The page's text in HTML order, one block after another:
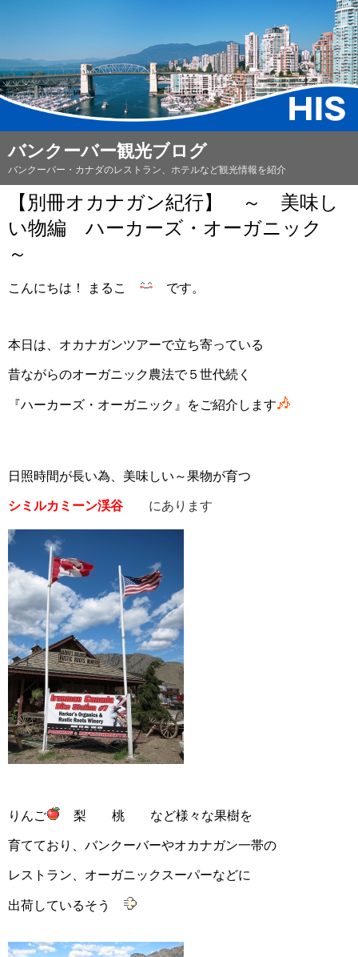
バンクーバー観光ブログ
バンクーバー・カナダのレストラン、ホテルなど観光情報を紹介
【別冊オカナガン紀行】 ～ 美味し
い物編 ハーカーズ・オーガニック
～
こんにちは！ まるこ です。
本日は、オカナガンツアーで立ち寄っている
昔ながらのオーガニック農法で５世代続く
『ハーカーズ・オーガニック』をご紹介します
日照時間が長い為、美味しい～果物が育つ
シミルカミーン渓谷 にあります
りんご 梨 桃 など様々な果樹を
育てており、バンクーバーやオカナガン一帯の
レストラン、オーガニックスーパーなどに
出荷しているそう